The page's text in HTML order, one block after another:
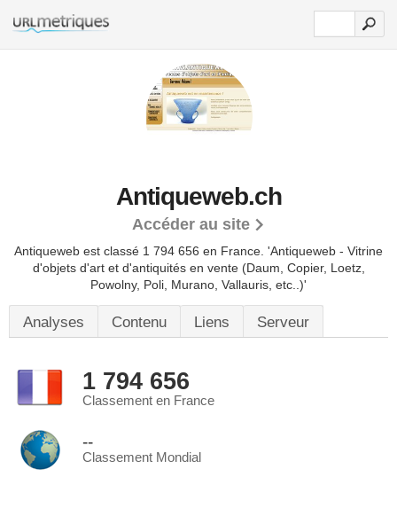
Antiqueweb.ch
Accéder au site
Antiqueweb est classé 1 794 656 en France. 'Antiqueweb - Vitrine
d'objets d'art et d'antiquités en vente (Daum, Copier, Loetz,
Powolny, Poli, Murano, Vallauris, etc..)'
Analyses Contenu Liens Serveur
1 794 656
Classement en France
--
Classement Mondial